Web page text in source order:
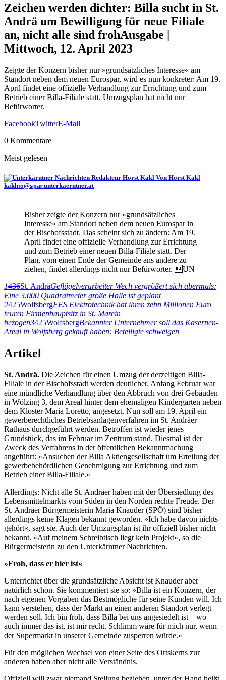
Zeichen werden dichter: Billa sucht in St.
Andrä um Bewilligung für neue Filiale
an, nicht alle sind frohAusgabe |
Mittwoch, 12. April 2023
Zeigte der Konzern bisher nur »grundsätzliches Interesse« am
Standort neben dem neuen Eurospar, wird es nun konkreter: Am 19.
April findet eine offizielle Verhandlung zur Errichtung und zum
Betrieb einer Billa-Filiale statt. Umzugsplan hat nicht nur
Befürworter.
FacebookTwitterE-Mail
0 Kommentare
Meist gelesen
Von Horst Kakl
kaklno@spamunterkaerntner.at
Bisher zeigte der Konzern nur »grundsätzliches
Interesse« am Standort neben dem neuen Eurospar in
der Bischofsstadt. Das scheint sich zu ändern: Am 19.
April findet eine offizielle Verhandlung zur Errichtung
und zum Betrieb einer neuen Billa-Filiale statt. Der
Plan, vom einen Ende der Gemeinde ans andere zu
ziehen, findet allerdings nicht nur Befürworter. UN
1436St. AndräGeflügelverarbeiter Wech vergrößert sich abermals:
Eine 3.000 Quadratmeter große Halle ist geplant
2425WolfsbergFES Elektrotechnik hat ihren zehn Millionen Euro
teuren Firmenhauptsitz in St. Marein
bezogen3425WolfsbergBekannter Unternehmer soll das Kasernen-
Areal in Wolfsberg gekauft haben: Beteiligte schweigen
Artikel
St. Andrä. Die Zeichen für einen Umzug der derzeitigen Billa-
Filiale in der Bischofsstadt werden deutlicher. Anfang Februar war
eine mündliche Verhandlung über den Abbruch von drei Gebäuden
in Wölzing 3, dem Areal hinter dem ehemaligen Kindergarten neben
dem Kloster Maria Loretto, angesetzt. Nun soll am 19. April ein
gewerberechtliches Betriebsanlagenverfahren im St. Andräer
Rathaus durchgeführt werden. Betroffen ist wieder jenes
Grundstück, das im Februar im Zentrum stand. Diesmal ist der
Zweck des Verfahrens in der öffentlichen Bekanntmachung
angeführt: »Ansuchen der Billa Aktiengesellschaft um Erteilung der
gewerbebehördlichen Genehmigung zur Errichtung und zum
Betrieb einer Billa-Filiale.«
Allerdings: Nicht alle St. Andräer haben mit der Übersiedlung des
Lebensmittelmarkts vom Süden in den Norden rechte Freude. Der
St. Andräer Bürgermeisterin Maria Knauder (SPÖ) sind bisher
allerdings keine Klagen bekannt geworden. »Ich habe davon nichts
gehört«, sagt sie. Auch der Umzugsplan ist ihr offiziell bisher nicht
bekannt. »Auf meinem Schreibtisch liegt kein Projekt«, so die
Bürgermeisterin zu den Unterkärntner Nachrichten.
»Froh, dass er hier ist«
Unterrichtet über die grundsätzliche Absicht ist Knauder aber
natürlich schon. Sie kommentiert sie so: »Billa ist ein Konzern, der
nach eigenen Vorgaben das Bestmögliche für seine Kunden will. Ich
kann verstehen, dass der Markt an einen anderen Standort verlegt
werden soll. Ich bin froh, dass Billa bei uns angesiedelt ist – wo
auch immer das ist, ist mir recht. Schlimm wäre für mich nur, wenn
der Supermarkt in unserer Gemeinde zusperren würde.«
Für den möglichen Wechsel von einer Seite des Ortskerns zur
anderen haben aber nicht alle Verständnis.